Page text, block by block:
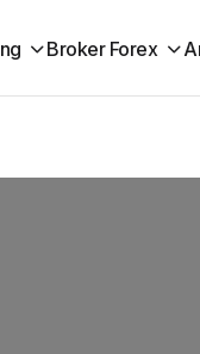
Broker Forex